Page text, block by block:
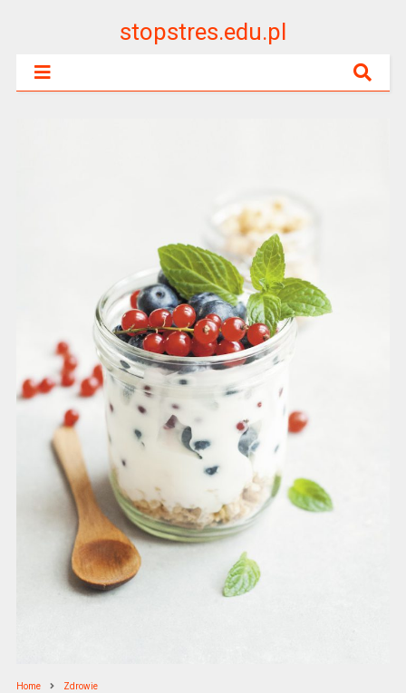
stopstres.edu.pl
Home Zdrowie